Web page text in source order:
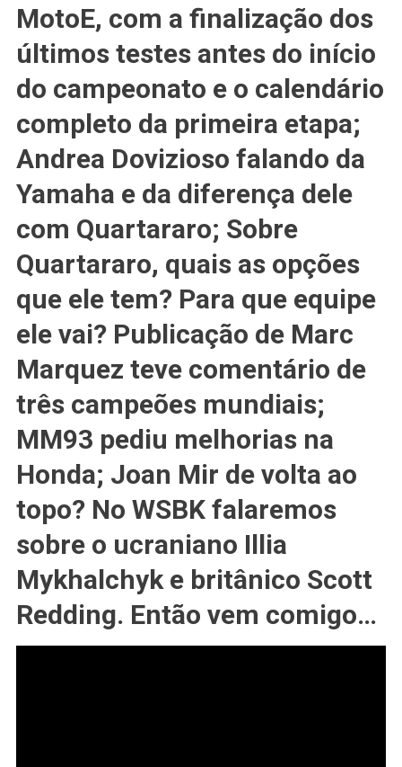
MOTOGP
WSBK:
Onde
#QUARTARARO?
Campeões
Comentaram
#MARQUEZ;
#MIR
De
Volta
Topo?
#DOVI
Fala
Da
Yamaha;
MotoE
Calendário;
Scott
#REDDING,
Que
Havendo?
MotoE, com a finalização dos
últimos testes antes do início
do campeonato e o calendário
completo da primeira etapa;
Andrea Dovizioso falando da
Yamaha e da diferença dele
com Quartararo; Sobre
Quartararo, quais as opções
que ele tem? Para que equipe
ele vai? Publicação de Marc
Marquez teve comentário de
três campeões mundiais;
MM93 pediu melhorias na
Honda; Joan Mir de volta ao
topo? No WSBK falaremos
sobre o ucraniano Illia
Mykhalchyk e britânico Scott
Redding. Então vem comigo…